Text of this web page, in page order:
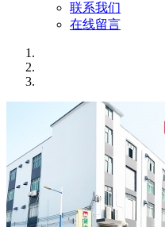
联系我们
在线留言